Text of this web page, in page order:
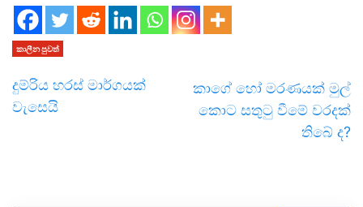
කාලීන පුවත්
දුම්රිය හරස් මාර්ගයක්
වැසෙයි
කාගේ හෝ මරණයක් මුල්
කොට සතුටු වීමේ වරදක්
තිබේ ද?